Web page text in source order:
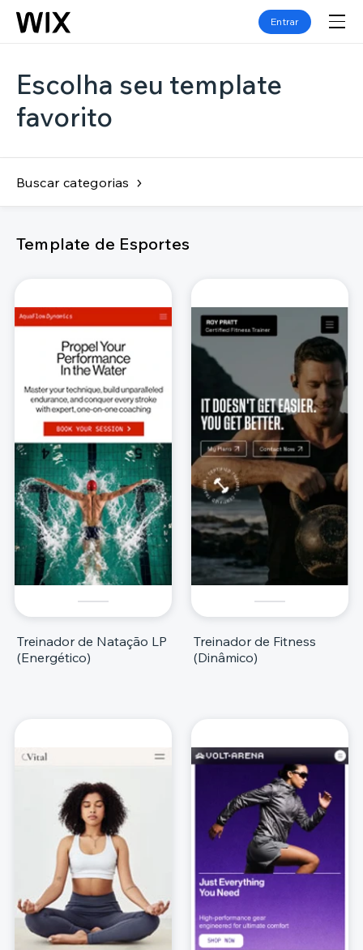
Entrar
Escolha seu template
favorito
Buscar categorias
Template de Esportes
Treinador de Natação LP
(Energético)
Treinador de Fitness
(Dinâmico)